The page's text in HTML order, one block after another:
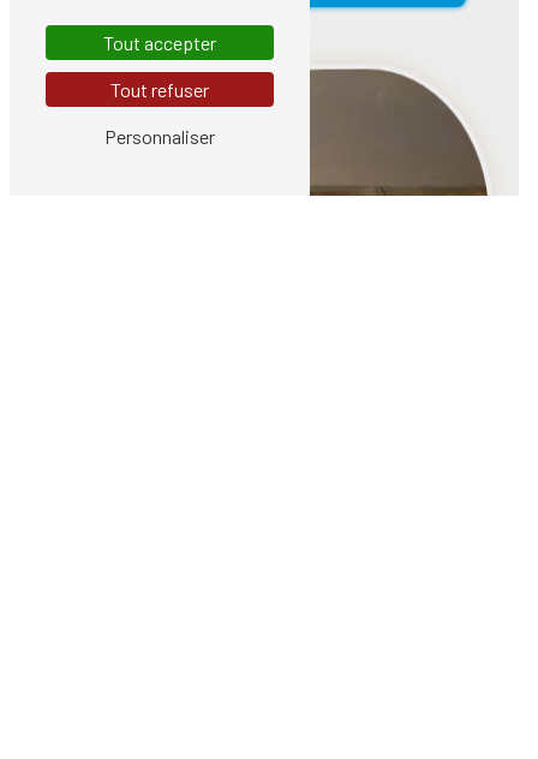
Tout accepter
Tout refuser
Personnaliser